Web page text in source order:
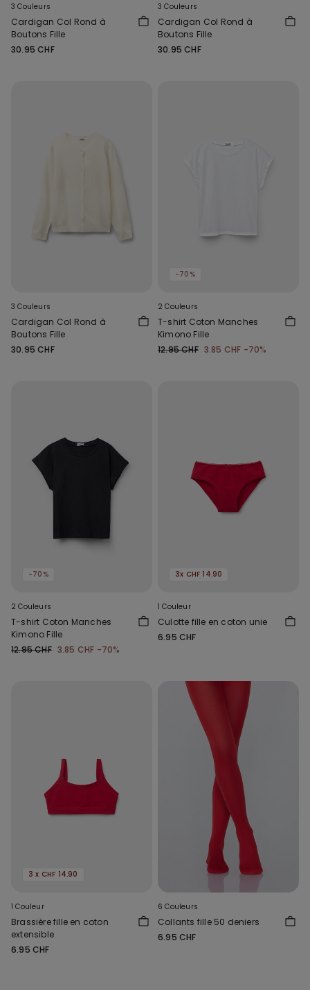
3 Couleurs
Cardigan Col Rond à
Boutons Fille
30.95 CHF
3 Couleurs
Cardigan Col Rond à
Boutons Fille
30.95 CHF
3 Couleurs
Cardigan Col Rond à
Boutons Fille
30.95 CHF
-70%
2 Couleurs
T-shirt Coton Manches
Kimono Fille
12.95 CHF 3.85 CHF -70%
-70%
2 Couleurs
T-shirt Coton Manches
Kimono Fille
12.95 CHF 3.85 CHF -70%
3x CHF 14.90
1 Couleur
Culotte fille en coton unie
6.95 CHF
3 x CHF 14.90
1 Couleur
Brassière fille en coton
extensible
6.95 CHF
6 Couleurs
Collants fille 50 deniers
6.95 CHF